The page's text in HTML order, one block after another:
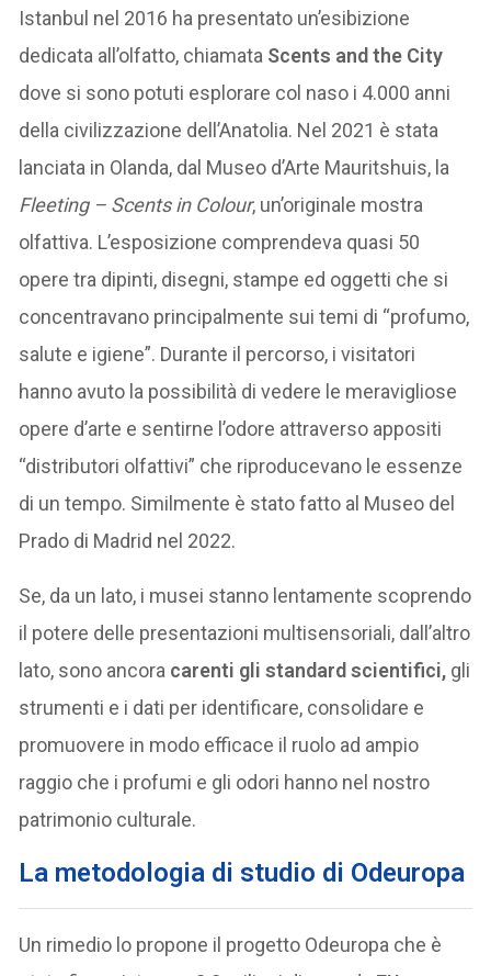
Istanbul nel 2016 ha presentato un’esibizione
dedicata all’olfatto, chiamata Scents and the City
dove si sono potuti esplorare col naso i 4.000 anni
della civilizzazione dell’Anatolia. Nel 2021 è stata
lanciata in Olanda, dal Museo d’Arte Mauritshuis, la
Fleeting – Scents in Colour, un’originale mostra
olfattiva. L’esposizione comprendeva quasi 50
opere tra dipinti, disegni, stampe ed oggetti che si
concentravano principalmente sui temi di “profumo,
salute e igiene”. Durante il percorso, i visitatori
hanno avuto la possibilità di vedere le meravigliose
opere d’arte e sentirne l’odore attraverso appositi
“distributori olfattivi” che riproducevano le essenze
di un tempo. Similmente è stato fatto al Museo del
Prado di Madrid nel 2022.
Se, da un lato, i musei stanno lentamente scoprendo
il potere delle presentazioni multisensoriali, dall’altro
lato, sono ancora carenti gli standard scientifici, gli
strumenti e i dati per identificare, consolidare e
promuovere in modo efficace il ruolo ad ampio
raggio che i profumi e gli odori hanno nel nostro
patrimonio culturale.
La metodologia di studio di Odeuropa
Un rimedio lo propone il progetto Odeuropa che è